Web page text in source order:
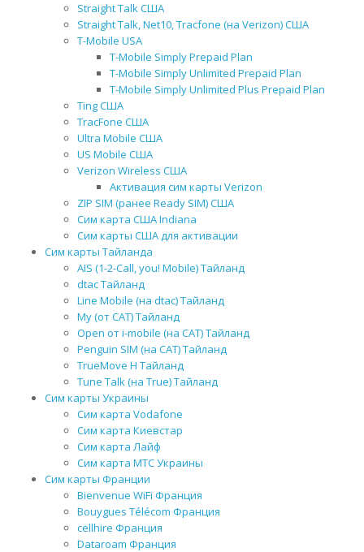
Straight Talk США
Straight Talk, Net10, Tracfone (на Verizon) США
T-Mobile USA
T-Mobile Simply Prepaid Plan
T-Mobile Simply Unlimited Prepaid Plan
T-Mobile Simply Unlimited Plus Prepaid Plan
Ting США
TracFone США
Ultra Mobile США
US Mobile США
Verizon Wireless США
Активация сим карты Verizon
ZIP SIM (ранее Ready SIM) США
Сим карта США Indiana
Сим карты США для активации
Сим карты Тайланда
AIS (1-2-Call, you! Mobile) Тайланд
dtac Тайланд
Line Mobile (на dtac) Тайланд
My (от CAT) Тайланд
Open от i-mobile (на CAT) Тайланд
Penguin SIM (на CAT) Тайланд
TrueMove H Тайланд
Tune Talk (на True) Тайланд
Сим карты Украины
Сим карта Vodafone
Сим карта Киевстар
Сим карта Лайф
Сим карта МТС Украины
Сим карты Франции
Bienvenue WiFi Франция
Bouygues Télécom Франция
cellhire Франция
Dataroam Франция